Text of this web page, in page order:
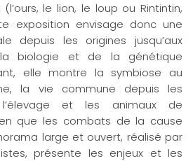
le lion, le loup ou Rintintin,
exposition envisage donc une
depuis les origines jusqu’aux
biologie et de la génétique
elle montre la symbiose au
la vie commune depuis les
et les animaux de
que les combats de la cause
large et ouvert, réalisé par
présente les enjeux et les